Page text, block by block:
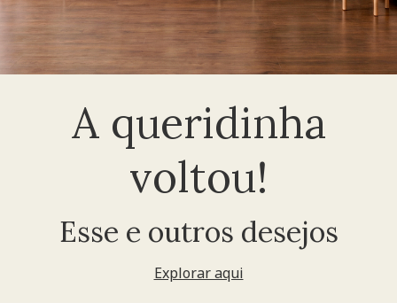
A queridinha
voltou!
Esse e outros desejos
Explorar aqui